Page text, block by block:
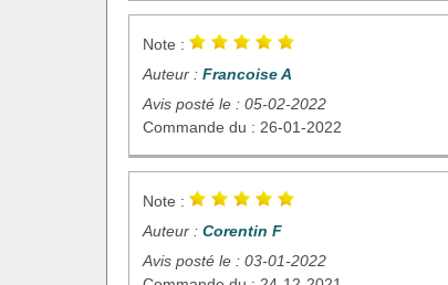
Note :
Auteur : Francoise A
Avis posté le : 05-02-2022
Commande du : 26-01-2022
Note :
Auteur : Corentin F
Avis posté le : 03-01-2022